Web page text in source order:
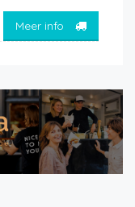
Meer info